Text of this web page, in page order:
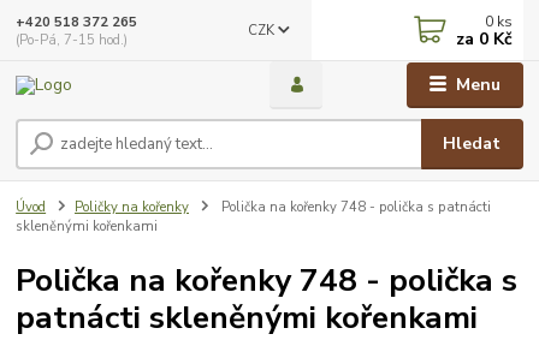
Menu
CZK
Hledat
+420 518 372 265
(Po-Pá, 7-15 hod.)
0 ks
za 0 Kč
Úvod Poličky na kořenky
Polička na kořenky 748 - polička s patnácti
skleněnými kořenkami
Polička na kořenky 748 - polička s
patnácti skleněnými kořenkami